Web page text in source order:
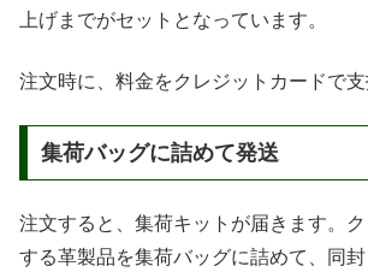
上げまでがセットとなっています。
注文時に、料金をクレジットカードで支
集荷バッグに詰めて発送
注文すると、集荷キットが届きます。
する革製品を集荷バッグに詰めて、同